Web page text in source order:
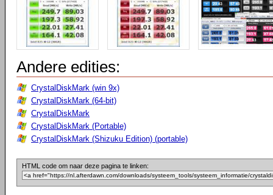
Andere edities:
CrystalDiskMark (win 9x)
CrystalDiskMark (64-bit)
CrystalDiskMark
CrystalDiskMark (Portable)
CrystalDiskMark (Shizuku Edition) (portable)
HTML code om naar deze pagina te linken: